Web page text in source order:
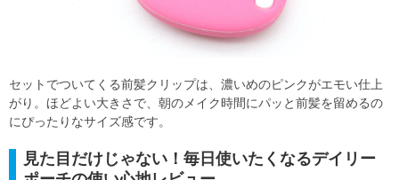
セットでついてくる前髪クリップは、濃いめのピンクがエモい仕上
がり。ほどよい大きさで、朝のメイク時間にパッと前髪を留めるの
にぴったりなサイズ感です。
見た目だけじゃない！毎日使いたくなるデイリー